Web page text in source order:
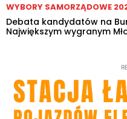
WYBORY SAMORZĄDOWE
Debata kandydatów na
Największym wygranym